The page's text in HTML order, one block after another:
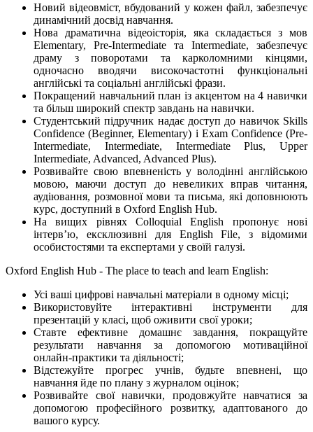
Новий відеовміст, вбудований у кожен файл, забезпечує
динамічний досвід навчання.
Нова драматична відеоісторія, яка складається з мов
Elementary, Pre-Intermediate та Intermediate, забезпечує
драму з поворотами та карколомними кінцями,
одночасно вводячи високочастотні функціональні
англійські та соціальні англійські фрази.
Покращений навчальний план із акцентом на 4 навички
та більш широкий спектр завдань на навички.
Студентський підручник надає доступ до навичок Skills
Confidence (Beginner, Elementary) і Exam Confidence (Pre-
Intermediate, Intermediate, Intermediate Plus, Upper
Intermediate, Advanced, Advanced Plus).
Розвивайте свою впевненість у володінні англійською
мовою, маючи доступ до невеликих вправ читання,
аудіювання, розмовної мови та письма, які доповнюють
курс, доступний в Oxford English Hub.
На вищих рівнях Colloquial English пропонує нові
інтерв’ю, ексклюзивні для English File, з відомими
особистостями та експертами у своїй галузі.
Oxford English Hub - The place to teach and learn English:
Усі ваші цифрові навчальні матеріали в одному місці;
Використовуйте інтерактивні інструменти для
презентацій у класі, щоб оживити свої уроки;
Ставте ефективне домашнє завдання, покращуйте
результати навчання за допомогою мотиваційної
онлайн-практики та діяльності;
Відстежуйте прогрес учнів, будьте впевнені, що
навчання йде по плану з журналом оцінок;
Розвивайте свої навички, продовжуйте навчатися за
допомогою професійного розвитку, адаптованого до
вашого курсу.